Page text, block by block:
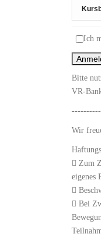
Ich
Bitte
VR-
Wir
 Zum
eigenes

 Bei